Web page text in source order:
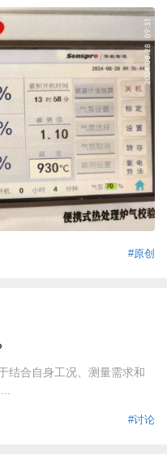
#原创
结合自身工况、测量需求和
#讨论